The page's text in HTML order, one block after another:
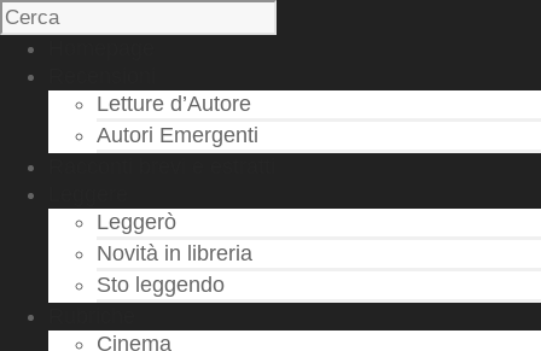
Letture d’Autore
Autori Emergenti
Leggerò
Novità in libreria
Sto leggendo
Cinema